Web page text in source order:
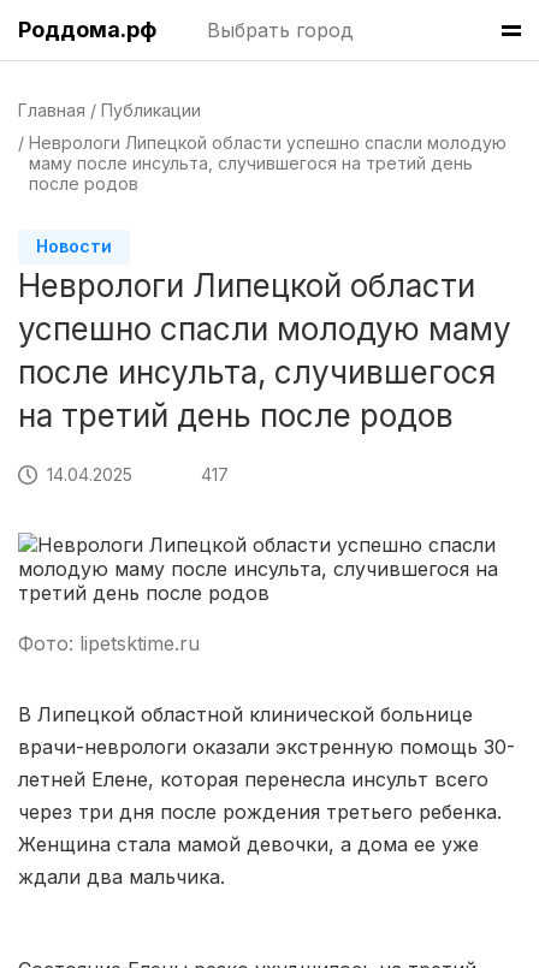
Роддома.рф Выбрать город
Главная
Публикации
Неврологи Липецкой области успешно спасли молодую
маму после инсульта, случившегося на третий день
после родов
Новости
Неврологи Липецкой области
успешно спасли молодую маму
после инсульта, случившегося
на третий день после родов
14.04.2025 417
Фото: lipetsktime.ru
В Липецкой областной клинической больнице
врачи-неврологи оказали экстренную помощь 30-
летней Елене, которая перенесла инсульт всего
через три дня после рождения третьего ребенка.
Женщина стала мамой девочки, а дома ее уже
ждали два мальчика.
Казань(7 роддомов)
Челябинск(7 роддомов)
Пермь(7 роддомов)
Красноярск
Хабаровск (6 роддомов)
Барнаул(6 роддомов)
Омск(6 роддомов)
Ярославль (6 роддомов)
Саратов(5 роддомов)
Томск(5 роддомов)
Тверь(5 роддомов)
Воронеж(5 роддомов)
Чита